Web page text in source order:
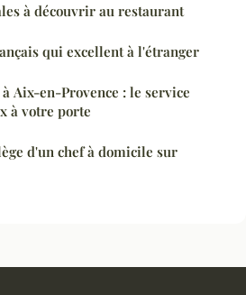
à découvrir au restaurant
qui excellent à l'étranger
Aix-en-Provence : le service
à votre porte
d'un chef à domicile sur